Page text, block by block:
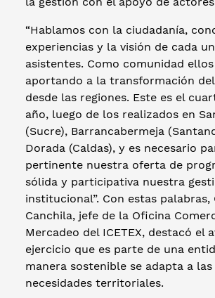
“Hablamos con la ciudadanía,
experiencias y la visión de cada
asistentes. Como comunidad
aportando a la transformación del
desde las regiones. Este es el
año, luego de los realizados en
(Sucre), Barrancabermeja
Dorada (Caldas), y es necesario
pertinente nuestra oferta de
sólida y participativa nuestra
institucional”. Con estas palabras,
Canchila, jefe de la Oficina
Mercadeo del ICETEX, destacó el
ejercicio que es parte de una
manera sostenible se adapta a las
necesidades territoriales.